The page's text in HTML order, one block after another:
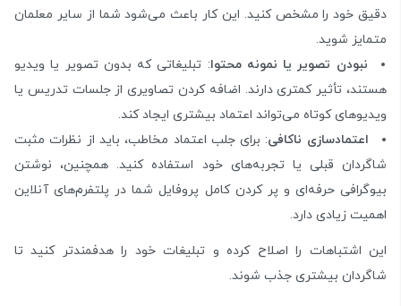
دقیق خود را مشخص کنید. این کار باعث می‌شود شما از سایر معلمان
متمایز شوید.
نبودن تصویر یا نمونه محتوا: تبلیغاتی که بدون تصویر یا ویدیو
هستند، تأثیر کمتری دارند. اضافه کردن تصاویری از جلسات تدریس یا
ویدیوهای کوتاه می‌تواند اعتماد بیشتری ایجاد کند.
اعتمادسازی ناکافی: برای جلب اعتماد مخاطب، باید از نظرات مثبت
شاگردان قبلی یا تجربه‌های خود استفاده کنید. همچنین، نوشتن
بیوگرافی حرفه‌ای و پر کردن کامل پروفایل شما در پلتفرم‌های آنلاین
اهمیت زیادی دارد.
این اشتباهات را اصلاح کرده و تبلیغات خود را هدفمندتر کنید تا
شاگردان بیشتری جذب شوند.